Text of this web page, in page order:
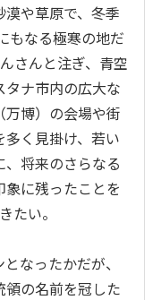
や草原で、冬季
もなる極寒の地だ
さんと注ぎ、青空
ナ市内の広大な
博）の会場や街
く見掛け、若い
将来のさらなる
に残ったことを
たい。
なったかだが、
領の名前を冠した